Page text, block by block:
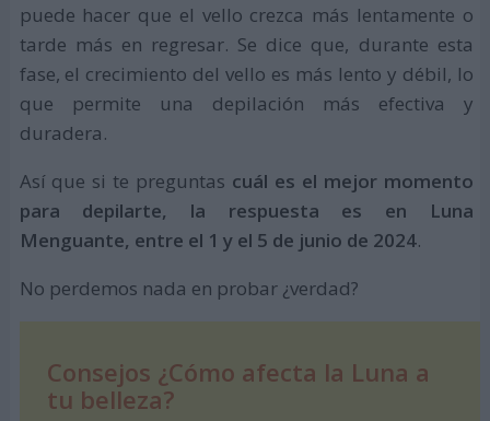
puede hacer que el vello crezca más lentamente o
tarde más en regresar. Se dice que, durante esta
fase, el crecimiento del vello es más lento y débil, lo
que permite una depilación más efectiva y
duradera.
Así que si te preguntas cuál es el mejor momento
para depilarte, la respuesta es en Luna
Menguante, entre el 1 y el 5 de junio de 2024.
No perdemos nada en probar ¿verdad?
Consejos ¿Cómo afecta la Luna a
tu belleza?